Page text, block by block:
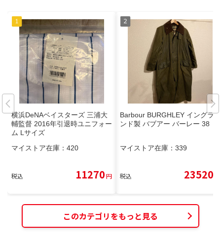
横浜DeNAベイスターズ 三浦大
輔監督 2016年引退時ユニフォー
ム Lサイズ
マイストア在庫： 420
税込 11270円
Barbour BURGHLEY イングラ
ンド製 バブアー バーレー 38
マイストア在庫： 339
税込 23520
このカテゴリをもっと見る